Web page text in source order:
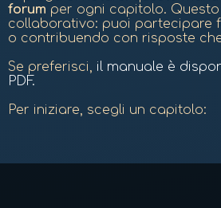
forum per ogni capitolo.
collaborativo: puoi partecipare
o contribuendo con risposte
Se preferisci, il manuale è
PDF.
Per iniziare, scegli un capitolo: